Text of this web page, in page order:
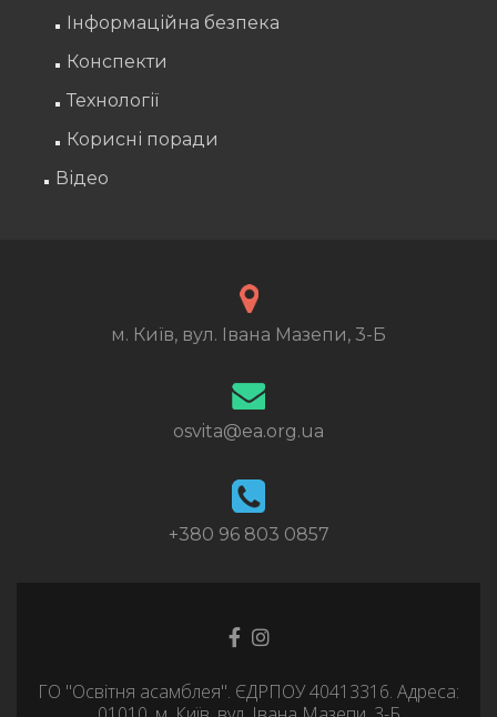
Інформаційна безпека
Конспекти
Технології
Корисні поради
Відео
м. Київ, вул. Івана Мазепи, 3-Б
osvita@ea.org.ua
+380 96 803 0857
GoGo
ГО "Освітня асамблея". ЄДРПОУ 40413316. Адреса: